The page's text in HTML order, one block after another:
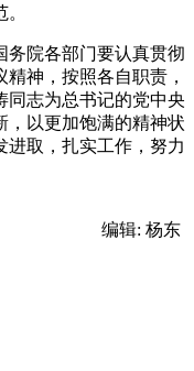
务院各部门要认真贯彻
神，按照各自职责，
同志为总书记的党中央
，以更加饱满的精神状
进取，扎实工作，努力
编辑: 杨东